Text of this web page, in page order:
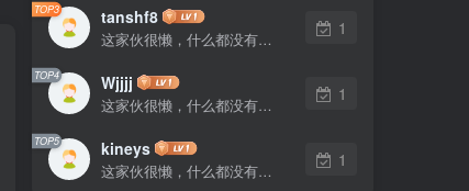
TOP3 tanshf8
这家伙很懒，什么都没有写...
1
TOP4 Wjjjj
这家伙很懒，什么都没有写...
1
TOP5 kineys
这家伙很懒，什么都没有写...
1